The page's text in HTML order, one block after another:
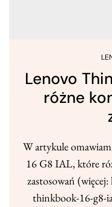
Lenovo
różne
W artykule
16 G8 IAL, które
zastosowań
thinkbook-16-g8-